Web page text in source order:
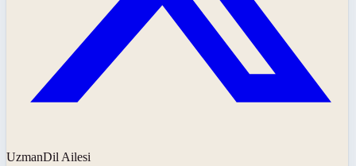
UzmanDil Ailesi